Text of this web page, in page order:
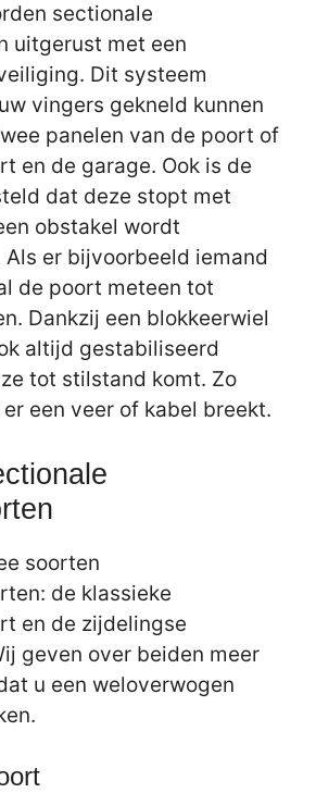
sectionale
uitgerust met een
Dit systeem
vingers gekneld kunnen
panelen van de poort of
en de garage. Ook is de
dat deze stopt met
obstakel wordt
er bijvoorbeeld iemand
de poort meteen tot
Dankzij een blokkeerwiel
altijd gestabiliseerd
tot stilstand komt. Zo
een veer of kabel breekt.
soorten
de klassieke
en de zijdelingse
geven over beiden meer
u een weloverwogen